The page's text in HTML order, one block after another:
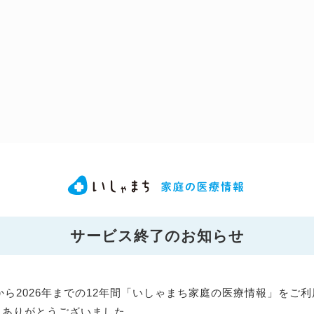
サービス終了のお知らせ
ら2026年までの12年間「いしゃまち家庭の医療情報」をご
りがとうございました。